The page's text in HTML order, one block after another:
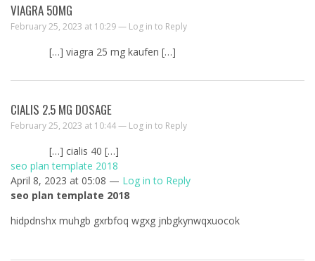
VIAGRA 50MG
February 25, 2023 at 10:29 — Log in to Reply
[…] viagra 25 mg kaufen […]
CIALIS 2.5 MG DOSAGE
February 25, 2023 at 10:44 — Log in to Reply
[…] cialis 40 […]
seo plan template 2018
April 8, 2023 at 05:08 — Log in to Reply
seo plan template 2018
hidpdnshx muhgb gxrbfoq wgxg jnbgkynwqxuocok